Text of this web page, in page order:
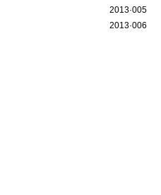
2013·005
2013·006